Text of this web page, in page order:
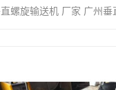
螺旋输送机 厂家 广州垂